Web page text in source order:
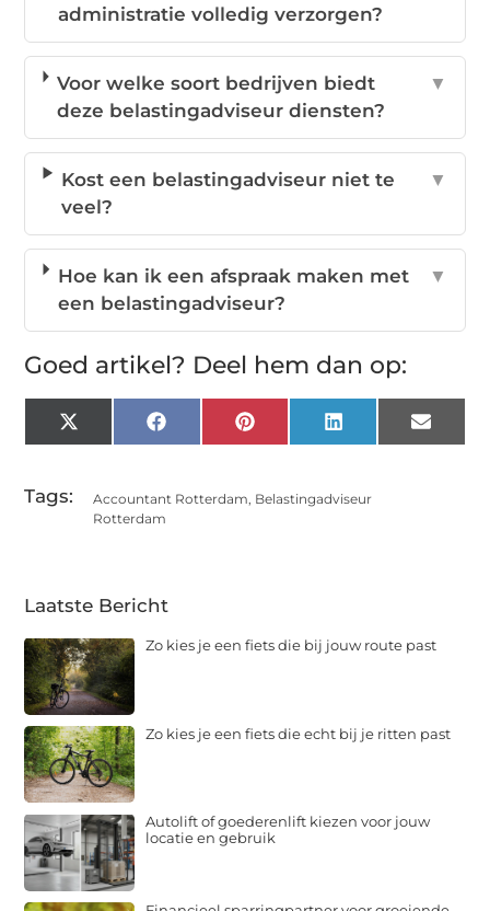
administratie volledig verzorgen?
Voor welke soort bedrijven biedt
deze belastingadviseur diensten?
▼
Kost een belastingadviseur niet te
veel?
▼
Hoe kan ik een afspraak maken met
een belastingadviseur?
▼
Goed artikel? Deel hem dan op:
X
(Twitter)
FacebookPinterestLinkedInEmail
Tags: Accountant Rotterdam, Belastingadviseur
Rotterdam
Laatste Bericht
Zo kies je een fiets die bij jouw route past
Zo kies je een fiets die echt bij je ritten past
Autolift of goederenlift kiezen voor jouw
locatie en gebruik